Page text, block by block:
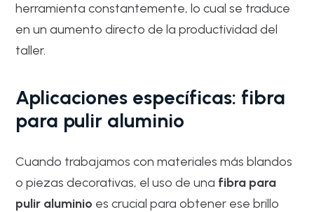
herramienta constantemente, lo cual se traduce
en un aumento directo de la productividad del
taller.
Aplicaciones específicas: fibra
para pulir aluminio
Cuando trabajamos con materiales más blandos
o piezas decorativas, el uso de una fibra para
pulir aluminio es crucial para obtener ese brillo